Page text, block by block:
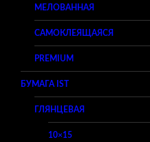
МЕЛОВАННАЯ
САМОКЛЕЯЩАЯСЯ
PREMIUM
БУМАГА IST
ГЛЯНЦЕВАЯ
10×15